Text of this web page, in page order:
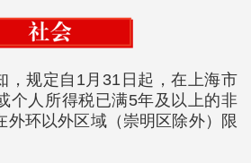
，规定自1月31日起，在上海市
个人所得税已满5年及以上的非
外环以外区域（崇明区除外）限